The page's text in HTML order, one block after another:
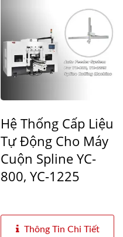
Hệ Thống Cấp Liệu
Tự Động Cho Máy
Cuộn Spline YC-
800, YC-1225
Thông Tin Chi Tiết